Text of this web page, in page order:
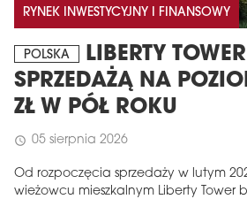
RYNEK INWESTYCYJNY I FINANSOWY
POLSKA
LIBERTY
SPRZEDAŻĄ NA
ZŁ W PÓŁ ROKU
schedule 05 sierpnia 2026
Od rozpoczęcia sprzedaży w lutym
wieżowcu mieszkalnym Liberty Tower